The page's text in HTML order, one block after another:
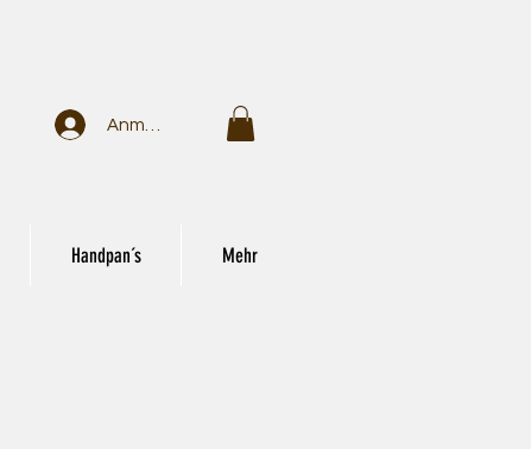
Anmelden
Handpan´s Mehr